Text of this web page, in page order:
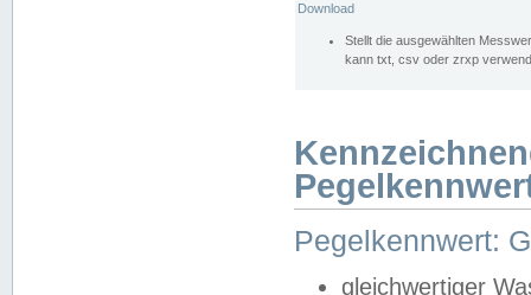
Download
Stellt die ausgewählten
kann txt, csv oder zrxp
Pegelkennwert:
gleichwertiger